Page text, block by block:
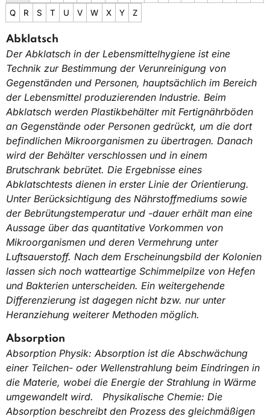
Q
R S T U V W X Y Z
Abklatsch
Der Abklatsch in der Lebensmittelhygiene ist eine
Technik zur Bestimmung der Verunreinigung von
Gegenständen und Personen, hauptsächlich im Bereich
der Lebensmittel produzierenden Industrie. Beim
Abklatsch werden Plastikbehälter mit Fertignährböden
an Gegenstände oder Personen gedrückt, um die dort
befindlichen Mikroorganismen zu übertragen. Danach
wird der Behälter verschlossen und in einem
Brutschrank bebrütet. Die Ergebnisse eines
Abklatschtests dienen in erster Linie der Orientierung.
Unter Berücksichtigung des Nährstoffmediums sowie
der Bebrütungstemperatur und -dauer erhält man eine
Aussage über das quantitative Vorkommen von
Mikroorganismen und deren Vermehrung unter
Luftsauerstoff. Nach dem Erscheinungsbild der Kolonien
lassen sich noch watteartige Schimmelpilze von Hefen
und Bakterien unterscheiden. Ein weitergehende
Differenzierung ist dagegen nicht bzw. nur unter
Heranziehung weiterer Methoden möglich.
Absorption
Absorption Physik: Absorption ist die Abschwächung
einer Teilchen- oder Wellenstrahlung beim Eindringen in
die Materie, wobei die Energie der Strahlung in Wärme
umgewandelt wird. Physikalische Chemie: Die
Absorption beschreibt den Prozess des gleichmäßigen